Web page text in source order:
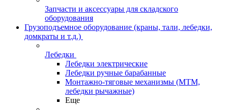
Запчасти и аксессуары для складского
оборудования
Грузоподъемное оборудование (краны, тали, лебедки,
домкраты и т.д.)
Лебедки
Лебедки электрические
Лебедки ручные барабанные
Монтажно-тяговые механизмы (МТМ,
лебедки рычажные)
Еще